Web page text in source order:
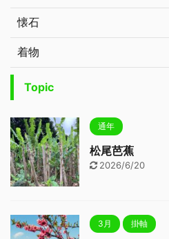
懐石
着物
Topic
通年
松尾芭蕉
2026/6/20
3月 掛軸